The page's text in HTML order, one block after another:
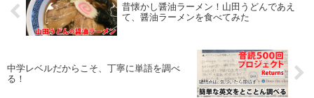
昔懐かし醤油ラーメン！山田うどんであえ
て、醤油ラーメンを食べてみた
中学レベルだからこそ、丁寧に単語を調べ
る！